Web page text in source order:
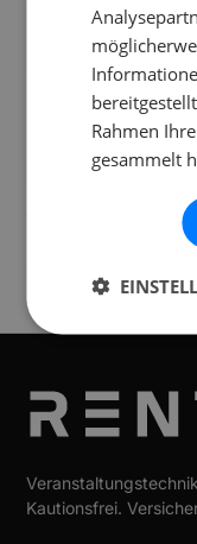
Ist der JBL
wetterfest?
Standorte
Verfügbar
Kautionsfrei.
Rahmen
gesammelt